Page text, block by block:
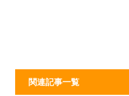
関連記事一覧